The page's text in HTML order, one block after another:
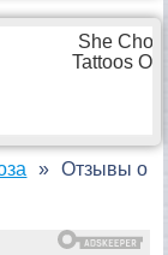
Отзывы о